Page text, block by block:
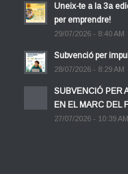
Uneix-te a la 3a
per emprendre!
29/07/2026 - 8:40 AM
Subvenció per
28/07/2026 - 8:29 AM
SUBVENCIÓ PER
EN EL MARC DEL
27/07/2026 - 10:39 AM